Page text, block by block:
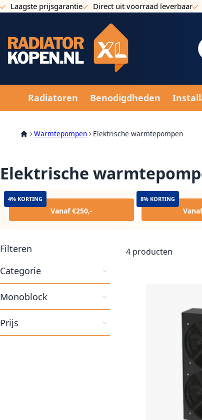
Ga naar de inhoud
Laagste prijsgarantie Direct uit voorraad leverbaar
Radiatoren Benodigdheden
Warmtepompen Elektrische warmtepompen
Elektrische
4% KORTING
Vanaf €250,-
8% KORTING
Filteren
Categorie
Monoblock
Prijs
4 producten